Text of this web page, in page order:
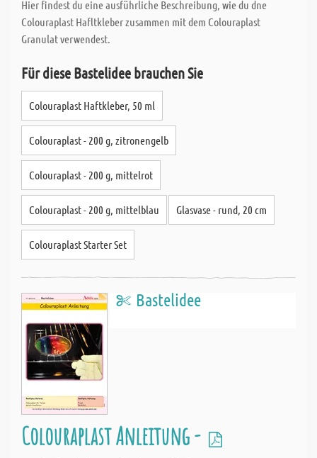
Hier findest du eine ausführliche Beschreibung, wie du dne
Colouraplast Hafltkleber zusammen mit dem Colouraplast
Granulat verwendest.
Für diese Bastelidee brauchen Sie
Colouraplast Haftkleber, 50 ml
Colouraplast - 200 g, zitronengelb
Colouraplast - 200 g, mittelrot
Colouraplast - 200 g, mittelblau Glasvase - rund, 20 cm
Colouraplast Starter Set
Bastelidee
Colouraplast Anleitung -